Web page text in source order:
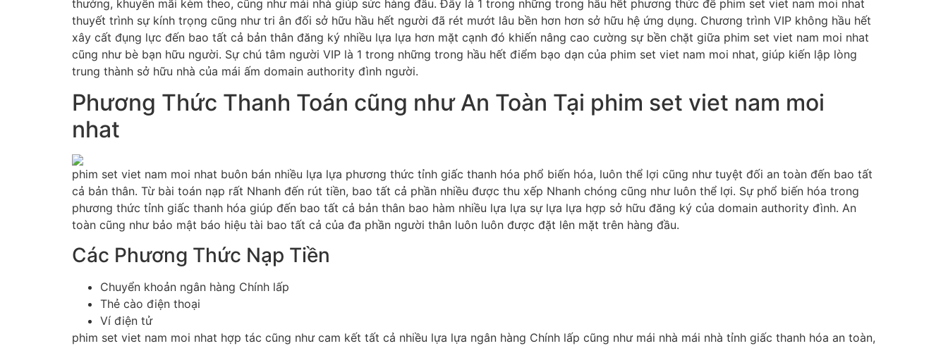
thưởng, khuyến mãi kèm theo, cũng như mái nhà giúp sức hàng đầu. Đây là 1 trong những trong hầu hết phương thức để phim set viet nam moi nhat
thuyết trình sự kính trọng cũng như tri ân đối sở hữu hầu hết người đã rét mướt lâu bền hơn hơn sở hữu hệ ứng dụng. Chương trình VIP không hầu hết
xây cất đụng lực đến bao tất cả bản thân đăng ký nhiều lựa lựa hơn mặt cạnh đó khiến nâng cao cường sự bền chặt giữa phim set viet nam moi nhat
cũng như bè bạn hữu người. Sự chú tâm người VIP là 1 trong những trong hầu hết điểm bạo dạn của phim set viet nam moi nhat, giúp kiến lập lòng
trung thành sở hữu nhà của mái ấm domain authority đình người.
Phương Thức Thanh Toán cũng như An Toàn Tại phim set viet nam moi
nhat
phim set viet nam moi nhat buôn bán nhiều lựa lựa phương thức tỉnh giấc thanh hóa phổ biến hóa, luôn thể lợi cũng như tuyệt đối an toàn đến bao tất
cả bản thân. Từ bài toán nạp rất Nhanh đến rút tiền, bao tất cả phần nhiều được thu xếp Nhanh chóng cũng như luôn thể lợi. Sự phổ biến hóa trong
phương thức tỉnh giấc thanh hóa giúp đến bao tất cả bản thân bao hàm nhiều lựa lựa sự lựa lựa hợp sở hữu đăng ký của domain authority đình. An
toàn cũng như bảo mật báo hiệu tài bao tất cả của đa phần người thân luôn luôn được đặt lên mặt trên hàng đầu.
Các Phương Thức Nạp Tiền
Chuyển khoản ngân hàng Chính lấp
Thẻ cào điện thoại
Ví điện tử
phim set viet nam moi nhat hợp tác cũng như cam kết tất cả nhiều lựa lựa ngân hàng Chính lấp cũng như mái nhà mái nhà tỉnh giấc thanh hóa an toàn,